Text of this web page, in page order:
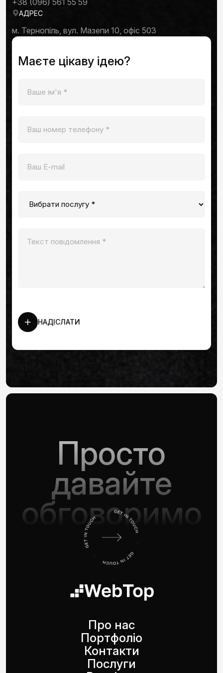
АДРЕС
м. Тернопіль, вул. Мазепи 10, офіс 503
Маєте цікаву ідею?
НАДІСЛАТИ
Просто
давайте
обговоримо
Про нас
Портфоліо
Контакти
Послуги